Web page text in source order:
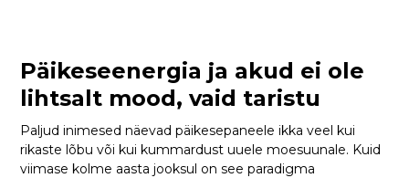
Päikeseenergia ja akud ei ole
lihtsalt mood, vaid taristu
Paljud inimesed näevad päikesepaneele ikka veel kui
rikaste lõbu või kui kummardust uuele moesuunale. Kuid
viimase kolme aasta jooksul on see paradigma